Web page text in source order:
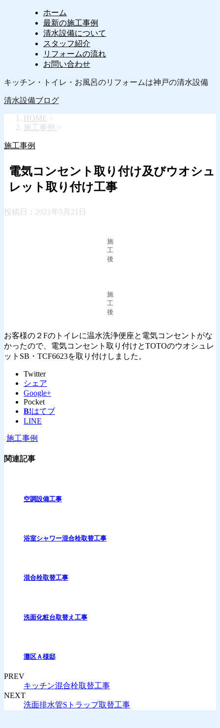
ホーム
最新の施工事例
清水設備について
スタッフ紹介
リフォームの流れ
お問い合わせ
キッチン・トイレ・お風呂のリフォームは神戸の清水設備
清水設備ブログ
HOME >
施工事例 >
施工事例
電気コンセント取り付け及びウオシュ
レット取り付け工事
投稿日： 2021年5月21日
施
工
後
施
工
後
お客様の２Fのトイレに温水洗浄便座と電気コンセントがな
かったので、電気コンセント取り付けとTOTOのウオシュレ
ットSB・TCF6623を取り付けしました。
Twitter
シェア
Google+
Pocket
B!はてブ
LINE
-施工事例
関連記事
空調設備工事
浴室シャワー混合栓取替工事
混合栓取替工事
洗面化粧台取替え工事
灘区Ａ様邸
PREV
キッチン混合栓取替工事
NEXT
洗面排水管Sトラップ取替工事